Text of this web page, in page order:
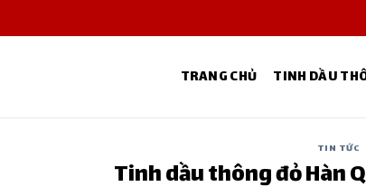
TRANG CHỦ TINH DẦU
TIN TỨC
Tinh dầu thông đỏ Hàn